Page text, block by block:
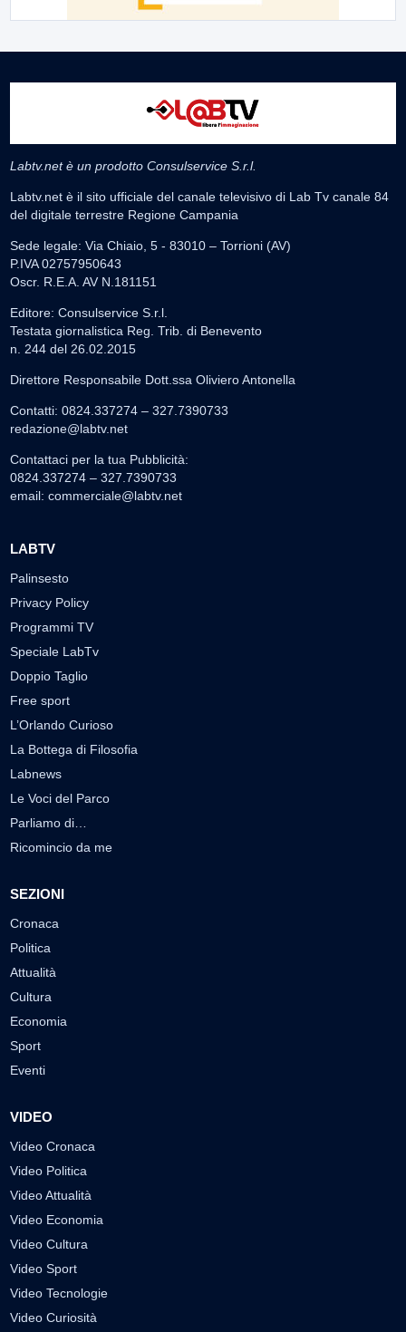
Labtv.net è un prodotto Consulservice S.r.l.
Labtv.net è il sito ufficiale del canale televisivo di Lab Tv canale 84
del digitale terrestre Regione Campania
Sede legale: Via Chiaio, 5 - 83010 – Torrioni (AV)
P.IVA 02757950643
Oscr. R.E.A. AV N.181151
Editore: Consulservice S.r.l.
Testata giornalistica Reg. Trib. di Benevento
n. 244 del 26.02.2015
Direttore Responsabile Dott.ssa Oliviero Antonella
Contatti: 0824.337274 – 327.7390733
redazione@labtv.net
Contattaci per la tua Pubblicità:
0824.337274 – 327.7390733
email: commerciale@labtv.net
LABTV
Palinsesto
Privacy Policy
Programmi TV
Speciale LabTv
Doppio Taglio
Free sport
L’Orlando Curioso
La Bottega di Filosofia
Labnews
Le Voci del Parco
Parliamo di…
Ricomincio da me
SEZIONI
Cronaca
Politica
Attualità
Cultura
Economia
Sport
Eventi
VIDEO
Video Cronaca
Video Politica
Video Attualità
Video Economia
Video Cultura
Video Sport
Video Tecnologie
Video Curiosità